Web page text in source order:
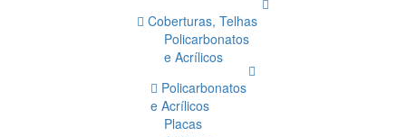
Coberturas, Telhas
Policarbonatos
e Acrílicos
Policarbonatos
e Acrílicos
Placas